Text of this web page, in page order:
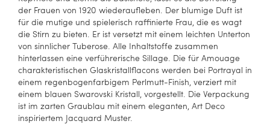
der Frauen von 1920 wiederaufleben. Der blumige Duft ist
für die mutige und spielerisch raffinierte Frau, die es wagt
die Stirn zu bieten. Er ist versetzt mit einem leichten Unterton
von sinnlicher Tuberose. Alle Inhaltstoffe zusammen
hinterlassen eine verführerische Sillage. Die für Amouage
charakteristischen Glaskristallflacons werden bei Portrayal in
einem regenbogenfarbigem Perlmutt-Finish, verziert mit
einem blauen Swarovski Kristall, vorgestellt. Die Verpackung
ist im zarten Graublau mit einem eleganten, Art Deco
inspiriertem Jacquard Muster.